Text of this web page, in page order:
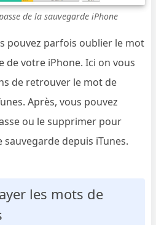
de la sauvegarde iPhone
pouvez parfois oublier le mot
de votre iPhone. Ici on vous
de retrouver le mot de
Après, vous pouvez
ou le supprimer pour
depuis iTunes.
les mots de